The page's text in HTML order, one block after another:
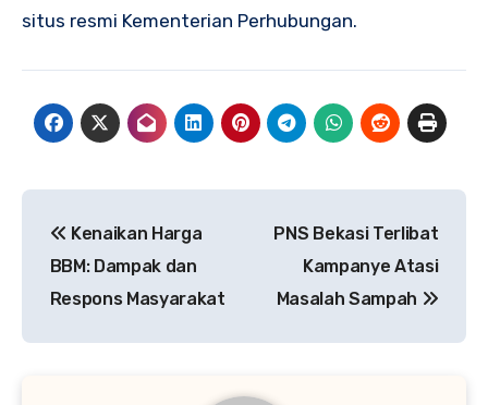
situs resmi Kementerian Perhubungan.
pos
Kenaikan Harga
BBM: Dampak dan
Respons Masyarakat
PNS Bekasi Terlibat
Kampanye Atasi
Masalah Sampah